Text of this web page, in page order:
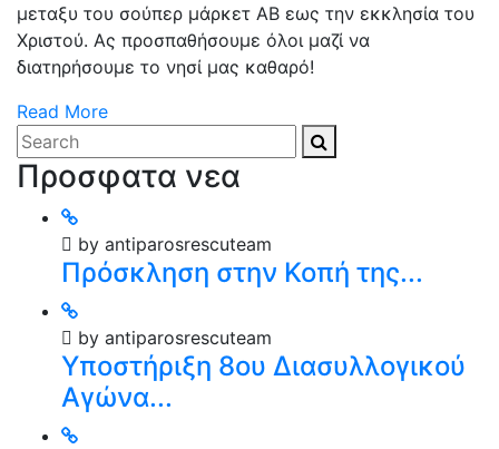
μεταξυ του σούπερ μάρκετ ΑΒ εως την εκκλησία του
Χριστού. Ας προσπαθήσουμε όλοι μαζί να
διατηρήσουμε το νησί μας καθαρό!
Read More
Προσφατα νεα
by antiparosrescuteam
Πρόσκληση στην Κοπή της...
by antiparosrescuteam
Υποστήριξη 8ου Διασυλλογικού
Αγώνα...